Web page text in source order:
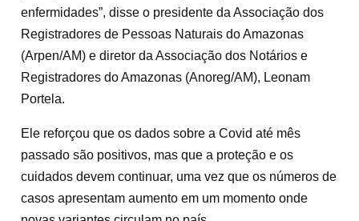
enfermidades”, disse o presidente da Associação dos
Registradores de Pessoas Naturais do Amazonas
(Arpen/AM) e diretor da Associação dos Notários e
Registradores do Amazonas (Anoreg/AM), Leonam
Portela.
Ele reforçou que os dados sobre a Covid até mês
passado são positivos, mas que a proteção e os
cuidados devem continuar, uma vez que os números de
casos apresentam aumento em um momento onde